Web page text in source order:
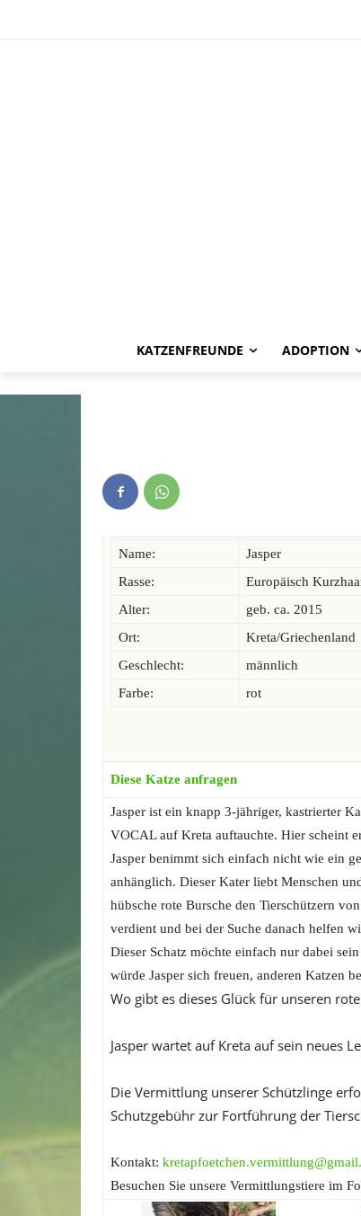
KATZENFREUNDE ADOPTION
Jasper -
Name:
Jasper
Rasse:
Europäisch
Alter:
geb. ca. 2015
Ort:
Kreta/Griechenland
Geschlecht:
männlich
Farbe:
rot
Diese Katze anfragen
Jasper ist ein knapp 3-jähriger, kastrierter
VOCAL auf Kreta auftauchte. Hier scheint
Jasper benimmt sich einfach nicht wie ein
anhänglich. Dieser Kater liebt Menschen
hübsche rote Bursche den Tierschützern
verdient und bei der Suche danach helfen
Dieser Schatz möchte einfach nur dabei
würde Jasper sich freuen, anderen Katzen
Wo gibt es dieses Glück für unseren
Jasper wartet auf Kreta auf sein neues
Die Vermittlung unserer Schützlinge
Schutzgebühr zur Fortführung der
Kontakt:
Besuchen Sie unsere Vermittlungstiere im